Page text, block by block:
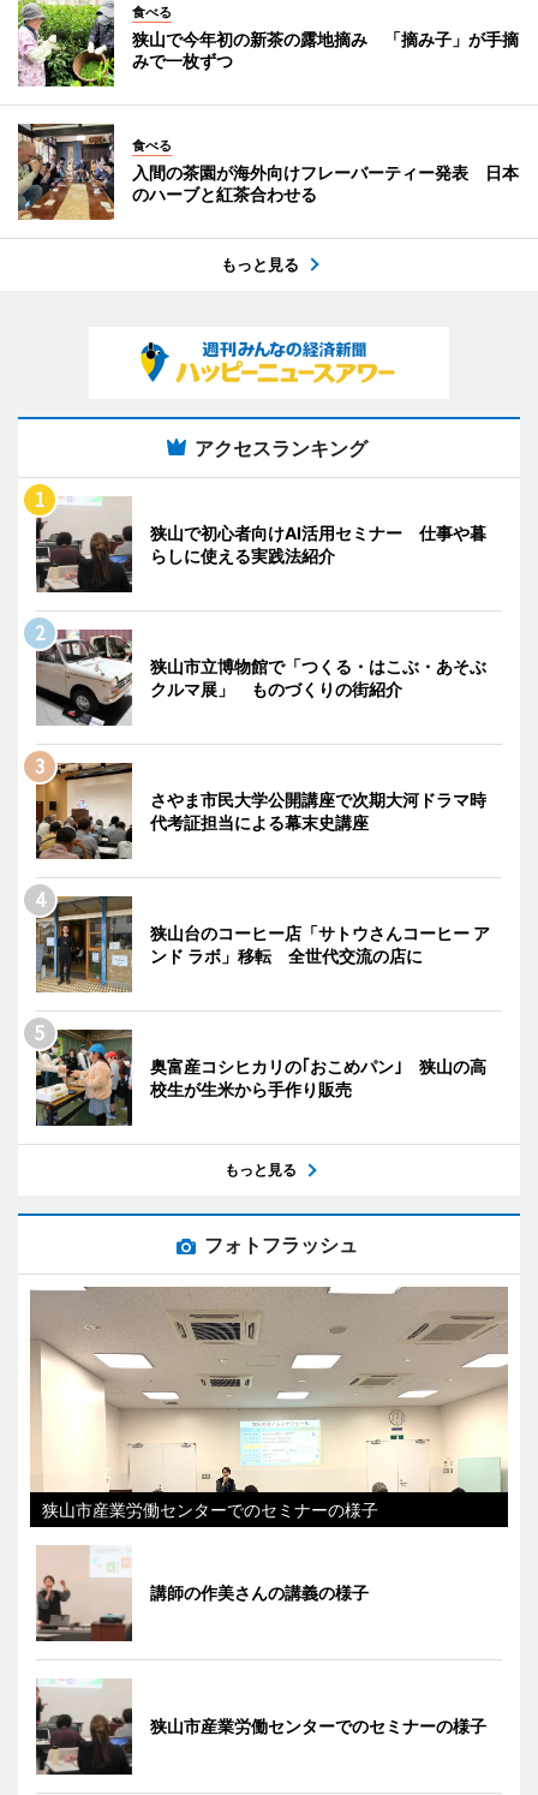
食べる
狭山で今年初の新茶の露地摘み 「摘み子」が手摘
みで一枚ずつ
食べる
入間の茶園が海外向けフレーバーティー発表 日本
のハーブと紅茶合わせる
もっと見る
アクセスランキング
狭山で初心者向けAI活用セミナー 仕事や暮
らしに使える実践法紹介
狭山市立博物館で「つくる・はこぶ・あそぶ
クルマ展」 ものづくりの街紹介
さやま市民大学公開講座で次期大河ドラマ時
代考証担当による幕末史講座
狭山台のコーヒー店「サトウさんコーヒー ア
ンド ラボ」移転 全世代交流の店に
奥富産コシヒカリの｢おこめパン｣ 狭山の高
校生が生米から手作り販売
もっと見る
フォトフラッシュ
狭山市産業労働センターでのセミナーの様子
講師の作美さんの講義の様子
狭山市産業労働センターでのセミナーの様子